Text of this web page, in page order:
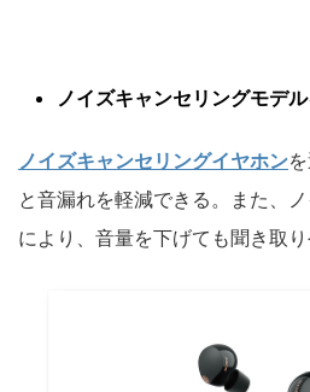
ノイズキャンセリングモデル
ノイズキャンセリングイヤホン
と音漏れを軽減できる。また、
により、音量を下げても聞き取り